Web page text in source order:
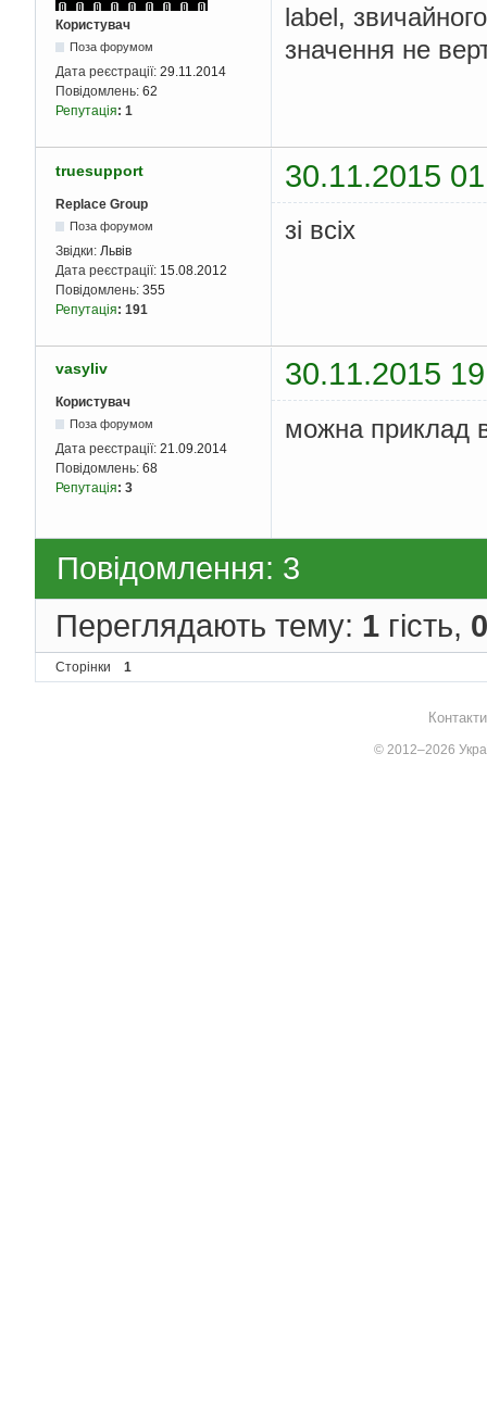
Користувач
Поза форумом
Дата реєстрації: 29.11.2014
Повідомлень: 62
Репутація: 1
label,
значення не
truesupport 30.11.2015
Replace Group
Поза форумом
Звідки: Львів
Дата реєстрації: 15.08.2012
Повідомлень: 355
Репутація: 191
зі всіх
vasyliv 30.11.2015
Користувач
Поза форумом
Дата реєстрації: 21.09.2014
Повідомлень: 68
Репутація: 3
можна приклад
Повідомлення: 3
Переглядають тему: 1 гість, 0
Сторінки 1
© 2012–2026